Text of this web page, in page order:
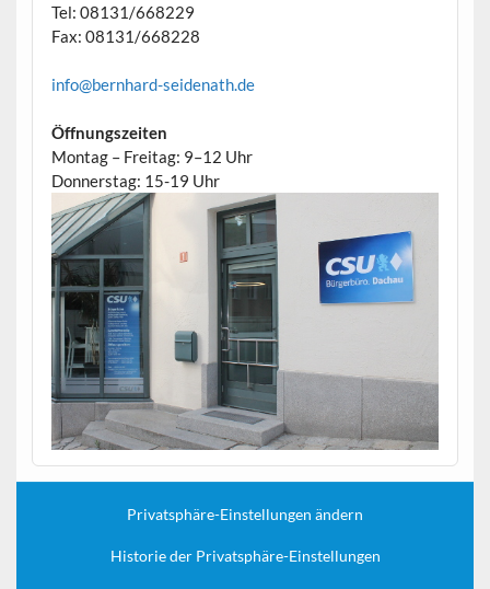
Tel: 08131/668229
Fax: 08131/668228
info@bernhard-seidenath.de
Öffnungszeiten
Montag – Freitag: 9–12 Uhr
Donnerstag: 15-19 Uhr
Privatsphäre-Einstellungen ändern
Historie der Privatsphäre-Einstellungen